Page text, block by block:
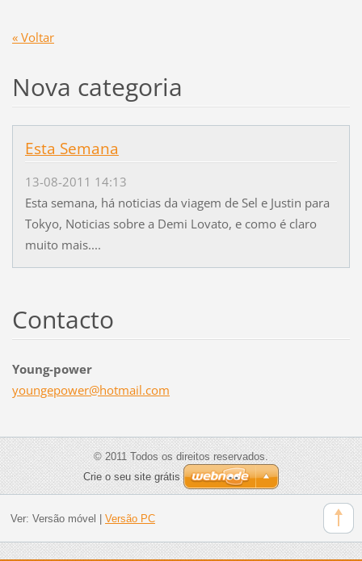
« Voltar
Nova categoria
Esta Semana
13-08-2011 14:13
Esta semana, há noticias da viagem de Sel e Justin para
Tokyo, Noticias sobre a Demi Lovato, e como é claro
muito mais....
Contacto
Young-power
youngepower@hotmail.com
© 2011 Todos os direitos reservados.
Crie o seu site grátis
Ver: Versão móvel Versão PC